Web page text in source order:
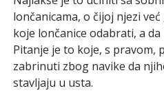
lončanicama, o čijoj njezi
koje lončanice odabrati, a
Pitanje je to koje, s pravom,
zabrinuti zbog navike da
stavljaju u usta.